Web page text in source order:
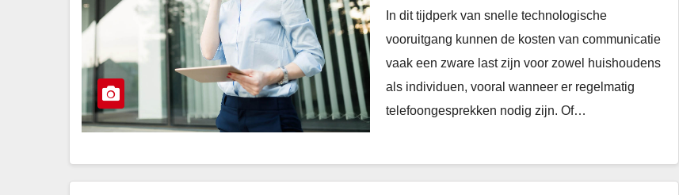
een vast telefoonabonnement
In dit tijdperk van snelle technologische
vooruitgang kunnen de kosten van communicatie
vaak een zware last zijn voor zowel huishoudens
als individuen, vooral wanneer er regelmatig
telefoongesprekken nodig zijn. Of…